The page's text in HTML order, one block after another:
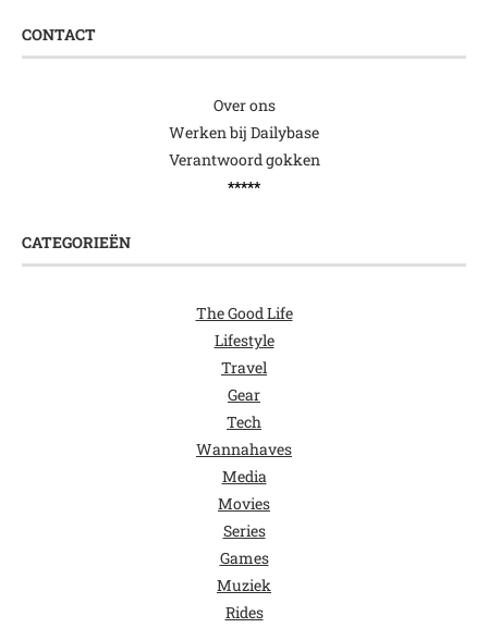
CONTACT
Over ons
Werken bij Dailybase
Verantwoord gokken
*****
CATEGORIEËN
The Good Life
Lifestyle
Travel
Gear
Tech
Wannahaves
Media
Movies
Series
Games
Muziek
Rides